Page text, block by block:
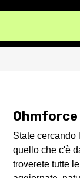
State cercando
quello che c'è
troverete tutte